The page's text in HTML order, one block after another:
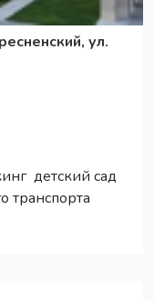
ул.
детский сад
транспорта